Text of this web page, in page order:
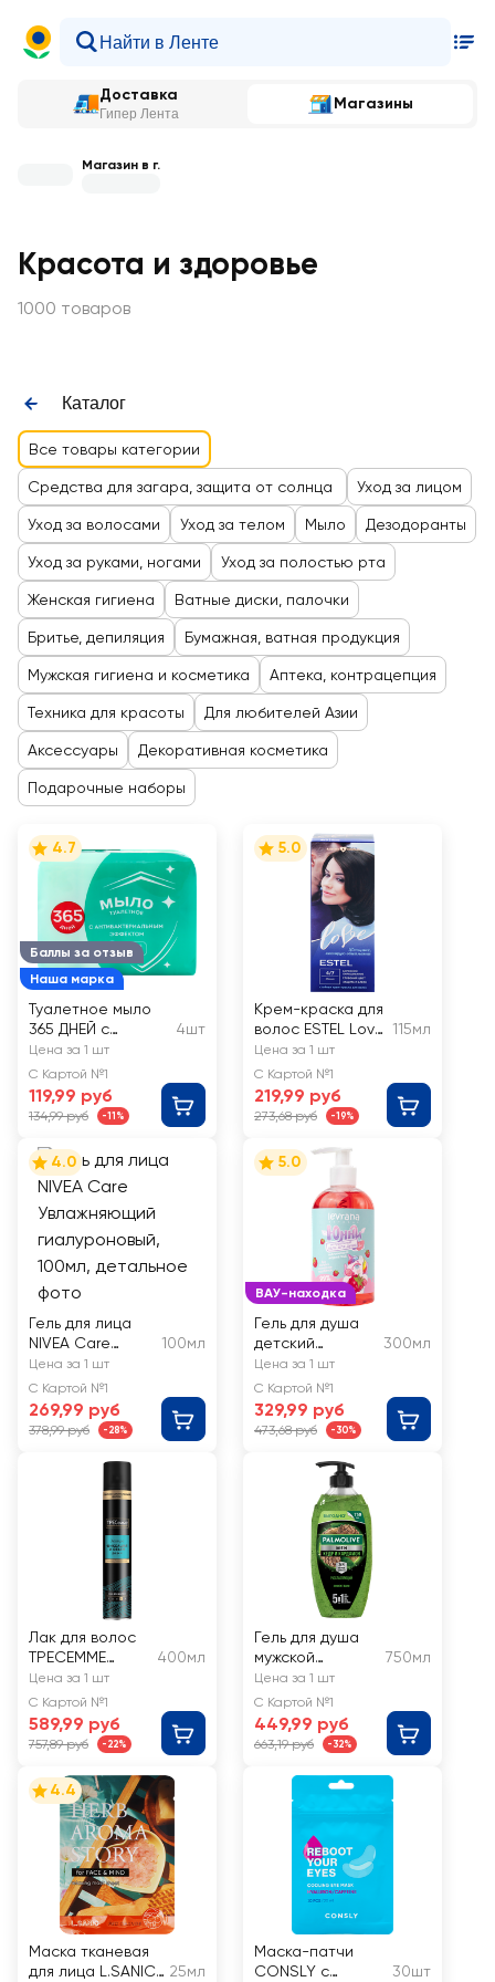
Доставка
Гипер Лента
Магазины
Магазин в г.
Красота и здоровье
1000 товаров
Каталог
Все товары категории
Средства для загара, защита от солнца Уход за лицом
Уход за волосами Уход за телом Мыло Дезодоранты
Уход за руками, ногами Уход за полостью рта
Женская гигиена Ватные диски, палочки
Бритье, депиляция Бумажная, ватная продукция
Мужская гигиена и косметика Аптека, контрацепция
Техника для красоты Для любителей Азии
Аксессуары Декоративная косметика
Подарочные наборы
Баллы за отзыв
Наша марка
4.7
Туалетное мыло
365 ДНЕЙ с
антибактериальны
м эффектом, 4x75г
4шт
Цена за 1 шт
С Картой №1
119,99 руб
134,99 руб -11%
5.0
Крем-краска для
волос ESTEL Love
4/7 Мокко
115мл
Цена за 1 шт
С Картой №1
219,99 руб
273,68 руб -19%
4.0
Гель для лица
NIVEA Care
Увлажняющий
гиалуроновый
100мл
Цена за 1 шт
С Картой №1
269,99 руб
378,99 руб -28%
ВАУ-находка
5.0
Гель для душа
детский
LEVRANA
Малиновый
мармелад
300мл
Цена за 1 шт
С Картой №1
329,99 руб
473,68 руб -30%
Лак для волос
ТРЕСЕММЕ
Превосходный
объем
400мл
Цена за 1 шт
С Картой №1
589,99 руб
757,89 руб -22%
Гель для душа
мужской
PALMOLIVE Men
Кедр и
кардамон 5в1
750мл
Цена за 1 шт
С Картой №1
449,99 руб
663,19 руб -32%
4.4
Маска тканевая
для лица L.SANIC
25мл
Маска-патчи
CONSLY с
30шт